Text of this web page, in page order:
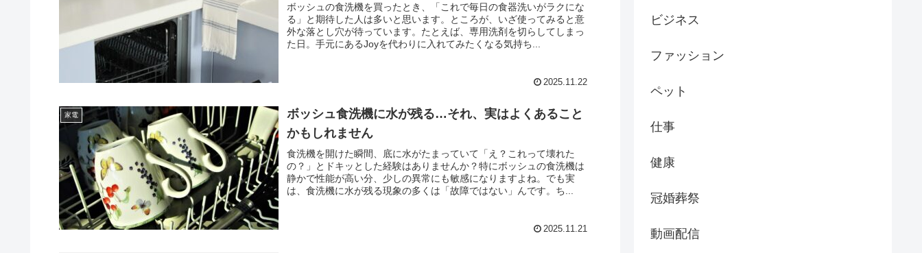
ボッシュの食洗機を買ったとき、「これで毎日の食器洗いがラクにな
る」と期待した人は多いと思います。ところが、いざ使ってみると意
外な落とし穴が待っています。たとえば、専用洗剤を切らしてしまっ
た日。手元にあるJoyを代わりに入れてみたくなる気持ち...
2025.11.22
家電
ボッシュ食洗機に水が残る…それ、実はよくあること
かもしれません
食洗機を開けた瞬間、底に水がたまっていて「え？これって壊れた
の？」とドキッとした経験はありませんか？特にボッシュの食洗機は
静かで性能が高い分、少しの異常にも敏感になりますよね。でも実
は、食洗機に水が残る現象の多くは「故障ではない」んです。ち...
2025.11.21
ビジネス
ファッション
ペット
仕事
健康
冠婚葬祭
動画配信